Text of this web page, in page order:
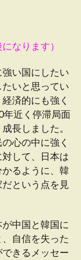
なります）
い国にしたい
いと思ってい
済的にも強く
年近く停滞局面
長しました。
心の中に強く
して、日本は
るように、韓
という点を見
中国と韓国に
自信を失った
きるメッセー